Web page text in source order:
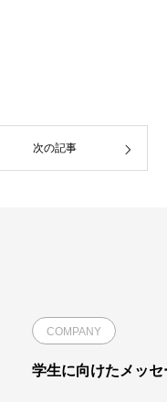
次の記事
COMPANY
学生に向けたメッセ